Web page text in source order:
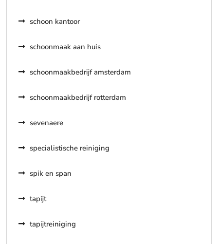
schoon kantoor
schoonmaak aan huis
schoonmaakbedrijf amsterdam
schoonmaakbedrijf rotterdam
sevenaere
specialistische reiniging
spik en span
tapijt
tapijtreiniging